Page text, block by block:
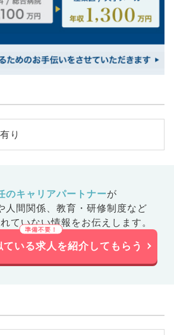
有り
のキャリアパートナーが
間関係、 教育・研修制度など
ていない情報をお伝えします。
ている求人を紹介してもらう